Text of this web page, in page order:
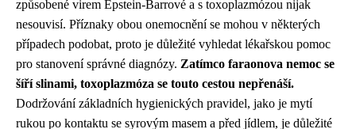
způsobené virem Epstein-Barrové a s toxoplazmózou nijak
nesouvisí. Příznaky obou onemocnění se mohou v některých
případech podobat, proto je důležité vyhledat lékařskou pomoc
pro stanovení správné diagnózy. Zatímco faraonova nemoc se
šíří slinami, toxoplazmóza se touto cestou nepřenáší.
Dodržování základních hygienických pravidel, jako je mytí
rukou po kontaktu se syrovým masem a před jídlem, je důležité